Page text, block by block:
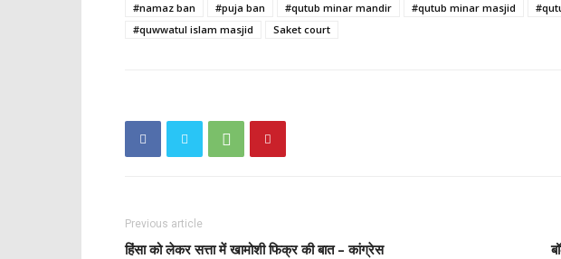
#namaz ban
#puja ban #qutub minar mandir #qutub minar masjid
#quwwatul islam masjid
Saket court
Previous article
हिंसा को लेकर सत्ता में खामोशी फिक्र की बात – कांग्रेस